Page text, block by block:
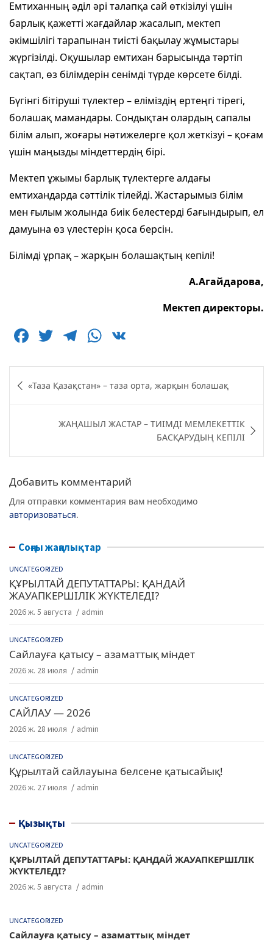
Емтиханның әділ әрі талапқа сай өткізілуі үшін
барлық қажетті жағдайлар жасалып, мектеп
әкімшілігі тарапынан тиісті бақылау жұмыстары
жүргізілді. Оқушылар емтихан барысында тәртіп
сақтап, өз білімдерін сенімді түрде көрсете білді.
Бүгінгі бітіруші түлектер – еліміздің ертеңгі тірегі,
болашақ мамандары. Сондықтан олардың сапалы
білім алып, жоғары нәтижелерге қол жеткізуі – қоғам
үшін маңызды міндеттердің бірі.
Мектеп ұжымы барлық түлектерге алдағы
емтихандарда сәттілік тілейді. Жастарымыз білім
мен ғылым жолында биік белестерді бағындырып, ел
дамуына өз үлестерін қоса берсін.
Білімді ұрпақ – жарқын болашақтың кепілі!
А.Агайдарова,
Мектеп директоры.
F
c
e
b
o
T
itt
er
T
e
g
ra
m
W
at
s
A
p
p
по «Таза Қазақстан» – таза орта, жарқын болашақ
ЖАҢАШЫЛ ЖАСТАР – ТИІМДІ МЕМЛЕКЕТТІК
БАСҚАРУДЫҢ КЕПІЛІ
Добавить комментарий
Для отправки комментария вам необходимо
авторизоваться.
Соңғы жаңалықтар
UNCATEGORIZED
ҚҰРЫЛТАЙ ДЕПУТАТТАРЫ: ҚАНДАЙ
ЖАУАПКЕРШІЛІК ЖҮКТЕЛЕДІ?
2026 ж. 5 августа admin
UNCATEGORIZED
Сайлауға қатысу – азаматтық міндет
2026 ж. 28 июля admin
UNCATEGORIZED
САЙЛАУ — 2026
2026 ж. 28 июля admin
UNCATEGORIZED
Құрылтай сайлауына белсене қатысайық!
2026 ж. 27 июля admin
Қызықты
UNCATEGORIZED
ҚҰРЫЛТАЙ ДЕПУТАТТАРЫ: ҚАНДАЙ ЖАУАПКЕРШІЛІК
ЖҮКТЕЛЕДІ?
2026 ж. 5 августа admin
UNCATEGORIZED
Сайлауға қатысу – азаматтық міндет